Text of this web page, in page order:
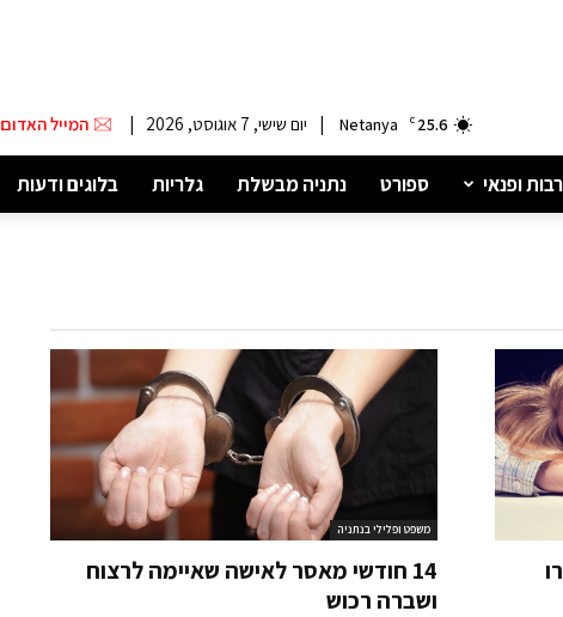
25.6
C
Netanya
| יום שישי, 7 אוגוסט, 2026 | המייל האדום
ופנאי ספורט נתניה מבשלת גלריות בלוגים ודעות
משפט ופלילי בנתניה
14 חודשי מאסר לאישה שאיימה לרצוח
ושברה רכוש